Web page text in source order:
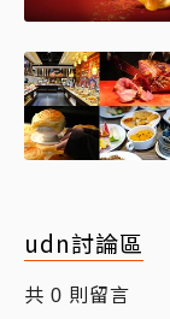
udn討論區
共 0 則留言